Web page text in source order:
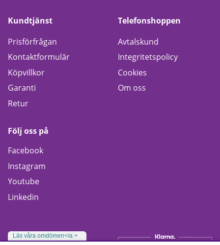
Kundtjänst
Prisförfrågan
Kontaktformulär
Köpvillkor
Garanti
Retur
Telefonshoppen
Avtalskund
Integritetspolicy
Cookies
Om oss
Följ oss på
Facebook
Instagram
Youtube
Linkedin
Läs våra omdömen</a >